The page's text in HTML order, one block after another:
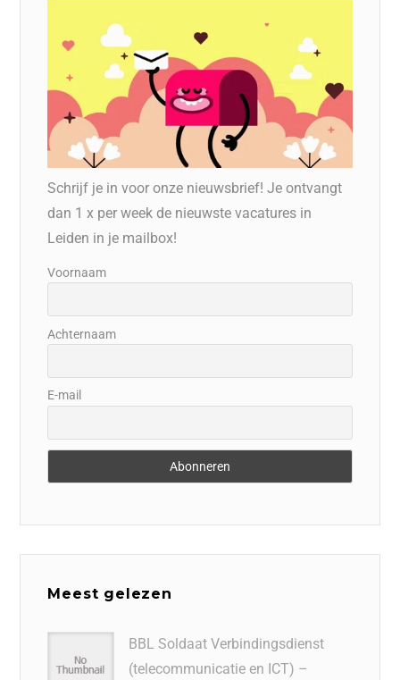
Schrijf je in voor onze nieuwsbrief! Je ontvangt
dan 1 x per week de nieuwste vacatures in
Leiden in je mailbox!
Voornaam
Achternaam
E-mail
Meest gelezen
BBL Soldaat Verbindingsdienst
(telecommunicatie en ICT) –